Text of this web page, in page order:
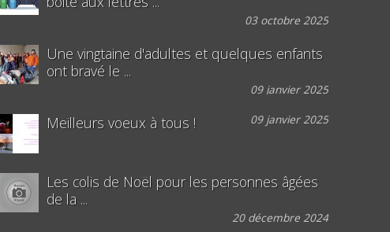
03 octobre 2025
Une vingtaine d'adultes et quelques enfants
ont bravé le ...
09 janvier 2025
Meilleurs voeux à tous ! 09 janvier 2025
Les colis de Noël pour les personnes âgées
de la ...
20 décembre 2024